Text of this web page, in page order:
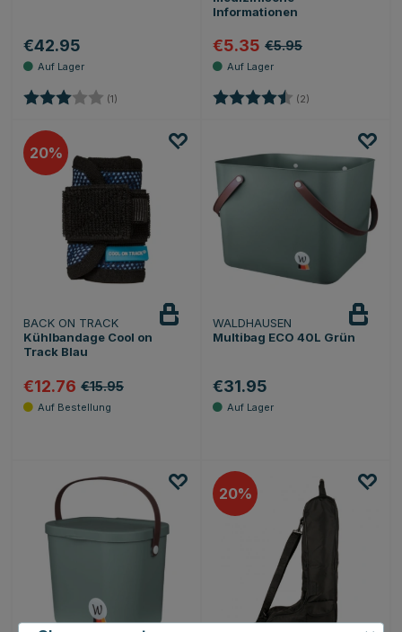
€42.95
Bewertung: (1)
Informationen
€5.35 €5.95
Bewertung: (2)
20
BACK ON TRACK
Kühlbandage Cool on
Track Blau
€12.76 €15.95
WALDHAUSEN
Multibag ECO 40L Grün
€31.95
20